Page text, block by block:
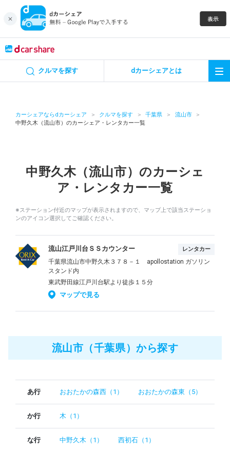
クルマを探す dカーシェアとは
カーシェアならdカーシェア クルマを探す 千葉県
流山市
中野久木（流山市）のカーシェア・レンタカー一覧
中野久木（流山市）のカーシェ
ア・レンタカー一覧
※ステーション付近のマップが表示されますので、マップ上で該当ステーショ
ンのアイコン選択してご確認ください。
流山江戸川台ＳＳカウンター レンタカー
千葉県流山市中野久木３７８－１ apollostation ガソリン
スタンド内
東武野田線江戸川台駅より徒歩１５分
マップで見る
流山市（千葉県）から探す
あ行 おおたかの森西（1） おおたかの森東（5）
か行 木（1）
な行 中野久木（1） 西初石（1）
カーシェア
特集
アプリの使い方